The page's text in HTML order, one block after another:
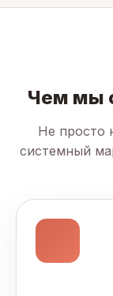
Чем мы
Не просто
системный